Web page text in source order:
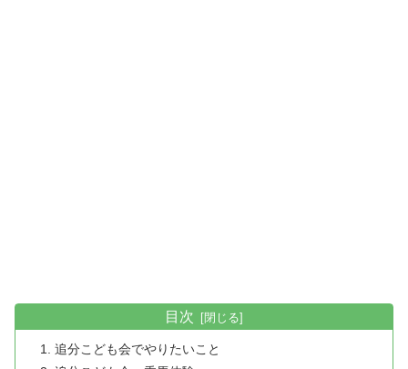
目次
追分こども会でやりたいこと